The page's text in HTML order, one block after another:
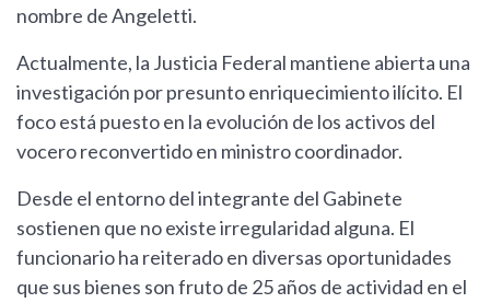
nombre de Angeletti.
Actualmente, la Justicia Federal mantiene abierta una
investigación por presunto enriquecimiento ilícito. El
foco está puesto en la evolución de los activos del
vocero reconvertido en ministro coordinador.
Desde el entorno del integrante del Gabinete
sostienen que no existe irregularidad alguna. El
funcionario ha reiterado en diversas oportunidades
que sus bienes son fruto de 25 años de actividad en el